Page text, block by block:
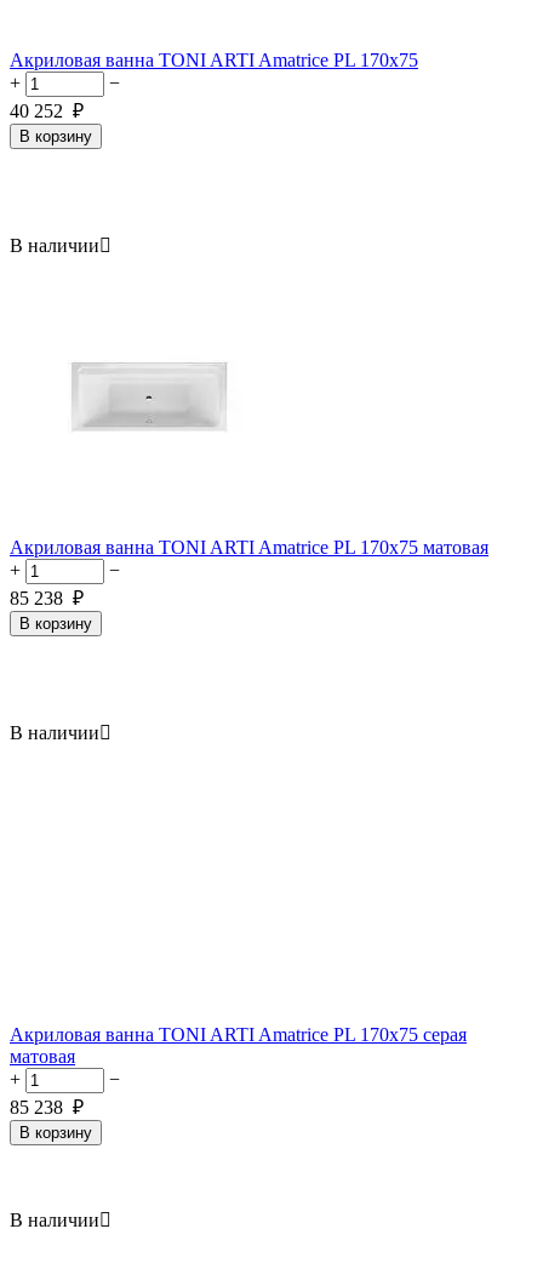
Акриловая ванна TONI ARTI Amatrice PL 170x75
+
−
40 252 ₽
В корзину
В наличии
Акриловая ванна TONI ARTI Amatrice PL 170x75 матовая
+
−
85 238 ₽
В корзину
В наличии
Акриловая ванна TONI ARTI Amatrice PL 170x75 серая
матовая
+
−
85 238 ₽
В корзину
В наличии